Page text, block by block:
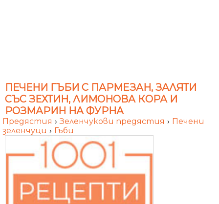
ПЕЧЕНИ ГЪБИ С ПАРМЕЗАН, ЗАЛЯТИ
СЪС ЗЕХТИН, ЛИМОНОВА КОРА И
РОЗМАРИН НА ФУРНА
Предястия › Зеленчукови предястия › Печени
зеленчуци › Гъби